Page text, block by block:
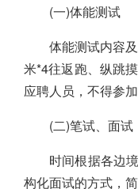
(一)体能测试
体能测试内容
米*4往返跑、纵跳
应聘人员，不得参
(二)笔试、面试
时间根据各边
构化面试的方式，